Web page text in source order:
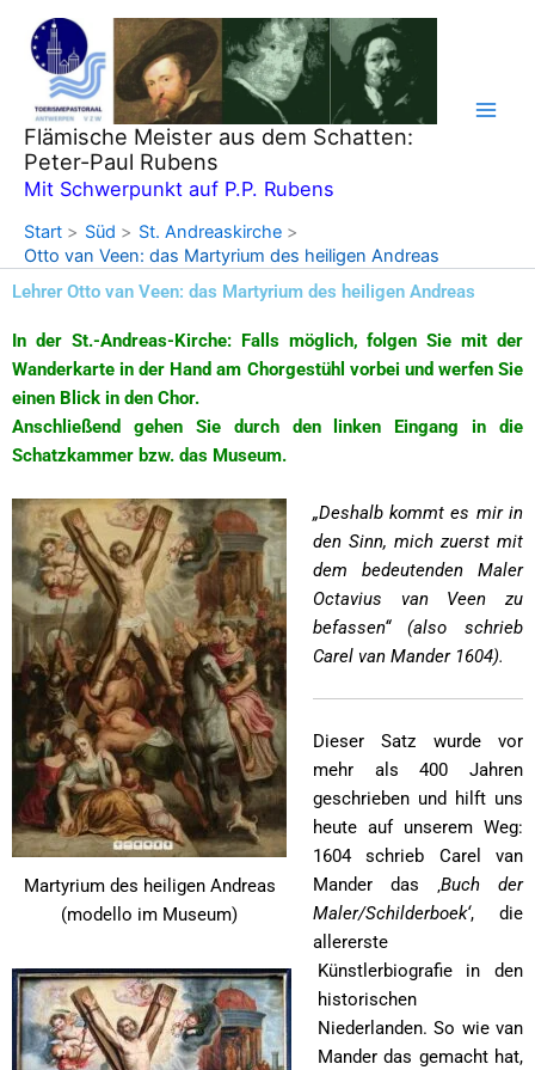
Inhalt
springen
Flämische Meister aus dem Schatten:
Peter-Paul Rubens
Mit Schwerpunkt auf P.P. Rubens
Start Süd
St. Andreaskirche
Otto van Veen: das Martyrium des heiligen Andreas
Lehrer Otto van Veen: das Martyrium des heiligen Andreas
In der St.-Andreas-Kirche: Falls möglich, folgen Sie mit der
Wanderkarte in der Hand am Chorgestühl vorbei und werfen Sie
einen Blick in den Chor.
Anschließend gehen Sie durch den linken Eingang in die
Schatzkammer bzw. das Museum.
Martyrium des heiligen Andreas
(modello im Museum)
„Deshalb kommt es mir in
den Sinn, mich zuerst mit
dem bedeutenden Maler
Octavius van Veen zu
befassen“ (also schrieb
Carel van Mander 1604).
Dieser Satz wurde vor
mehr als 400 Jahren
geschrieben und hilft uns
heute auf unserem Weg:
1604 schrieb Carel van
Mander das ‚Buch der
Maler/Schilderboek‘, die
allererste
Künstlerbiografie in den
historischen
Niederlanden. So wie van
Mander das gemacht hat,